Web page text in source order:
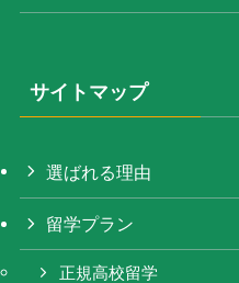
サイトマップ
選ばれる理由
留学プラン
正規高校留学